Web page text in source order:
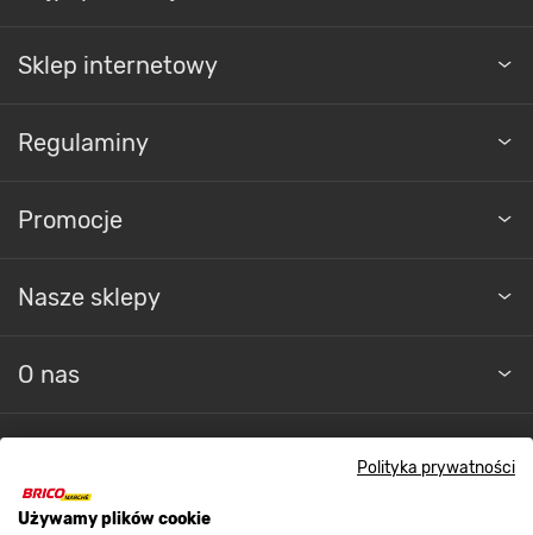
Polityka prywatności
Używamy plików cookie
Sklep internetowy
Regulaminy
Promocje
Nasze sklepy
O nas
Strefa biznesu